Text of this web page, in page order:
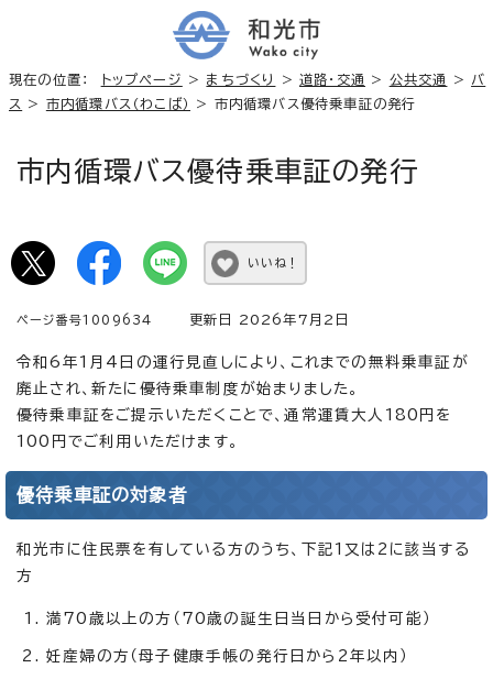
現在の位置： トップページ > まちづくり >道路・交通 > 公共交通 > バ
ス
> 市内循環バス（わこば） > 市内循環バス優待乗車証の発行
市内循環バス優待乗車証の発行
いいね！
ページ番号1009634 更新日 2026年7月2日
令和6年1月4日の運行見直しにより、これまでの無料乗車証が
廃止され、新たに優待乗車制度が始まりました。
優待乗車証をご提示いただくことで、通常運賃大人180円を
100円でご利用いただけます。
優待乗車証の対象者
和光市に住民票を有している方のうち、下記1又は2に該当する
方
満70歳以上の方（70歳の誕生日当日から受付可能）
妊産婦の方（母子健康手帳の発行日から2年以内）